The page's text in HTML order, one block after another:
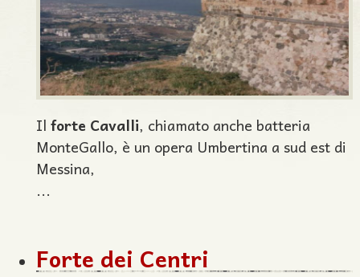
Il forte Cavalli, chiamato anche batteria
MonteGallo, è un opera Umbertina a sud est di
Messina,
...
Forte dei Centri